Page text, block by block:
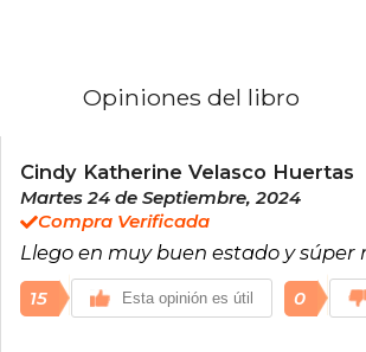
la salud mental. Vive en
Opiniones del libro
Cindy Katherine Velasco Huertas
Martes 24 de Septiembre, 2024
Compra Verificada
Llego en muy buen estado y súper
15 Esta opinión es útil 0